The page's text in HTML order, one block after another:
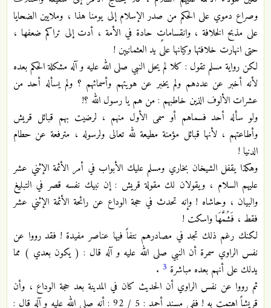
وصراع دموي على الحكم من صدر الإسلام إلى يومنا هذا ، وملايين الضحايا
على مذبح الخلافة ، وانقساماتٍ حادة في الأمة ، أدت إلى تراكم ضعفها ،
حتى انهارت خلافتها وكيانها على يد العثمانيين !
لكن رواية مسلم تقول : كلا لم يحل النبي صلى الله عليه و آله مشكلة الحكم بعده
لأنه أخبر عن عددهم ولم يخبر عن هويتهم وأسمائهم ؟ ولم يسأله أحد من
عشرات الألوف الذين خاطبهم : من هم يا رسول الله ؟!
ولو سأله أحد فسماهم أو سمى الأول منهم ، لرضيت بهم قبائل قريش
وأطاعتهم ، لأنها قبائل مؤمنة مطيعة لله تعالى ولرسوله ، مترفعة عن حطام
الدنيا !
وهكذا يقفل الشيخان بخاري ومسلم عليك الأبواب في أمر الأئمة الإثني عشر
عليهم السلام ، ويقولان لك مقولة قريش : إن نبيك نفسه قصر في التبليغ
والبيان ، وحاشاه ! وإنه تحدث في حجة الوداع عن رائحة الأئمة الإثني عشر
فقط ، فَشُمَّهَا واسكت !
لكنك رغم ذلك تجد في مصادرهم نتفاً فيها عناصر مفيدة ! فقد رووا عن
نفس الراوي سمرة أن النبي صلى الله عليه و آله قال : ( يكون بعدي ) مما
يدلك على أنهم بعده مباشرة 3
.
ثم رووا عن نفس الراوي أن الحديث كان في المدينة بعد حجة الوداع ، وأن
قريشاً اهتمت به ! ففي مسند أحمد : 5 / 92 : أنه صلى الله عليه و آله قال :